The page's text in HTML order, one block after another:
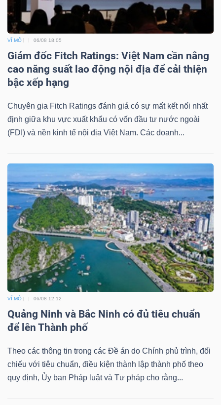
VĨ MÔ 06/08 18:05
Giám đốc Fitch Ratings: Việt Nam cần nâng
cao năng suất lao động nội địa để cải thiện
bậc xếp hạng
Chuyên gia Fitch Ratings đánh giá có sự mất kết nối nhất
định giữa khu vực xuất khẩu có vốn đầu tư nước ngoài
(FDI) và nền kinh tế nội địa Việt Nam. Các doanh...
VĨ MÔ 06/08 12:12
Quảng Ninh và Bắc Ninh có đủ tiêu chuẩn
để lên Thành phố
Theo các thông tin trong các Đề án do Chính phủ trình, đối
chiếu với tiêu chuẩn, điều kiện thành lập thành phố theo
quy định, Ủy ban Pháp luật và Tư pháp cho rằng...